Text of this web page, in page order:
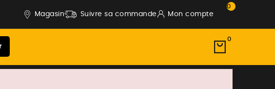
Magasin Suivre sa commande Mon compte
0
0